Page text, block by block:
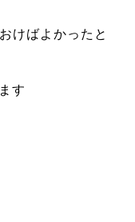
けばよかったと
す